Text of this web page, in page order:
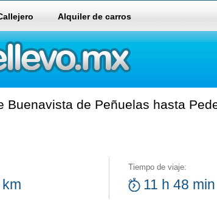
Alquiler de carros
Buenavista de Peñuelas hasta
Tiempo de viaje:
11 h 48 min